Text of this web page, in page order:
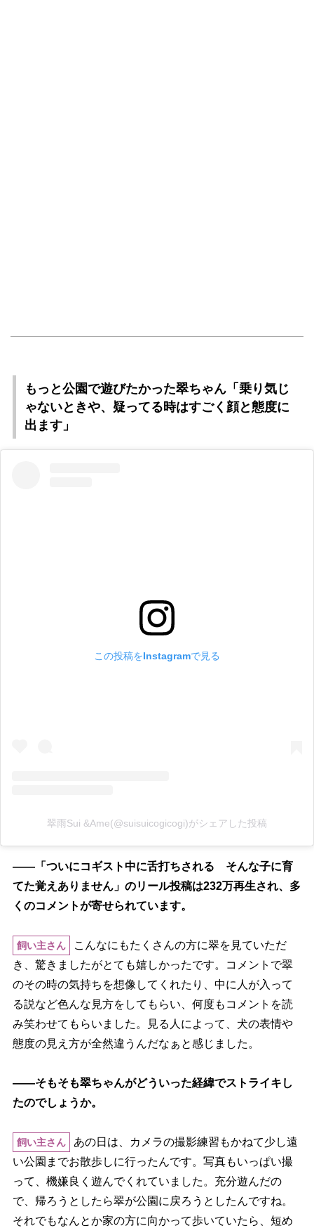
もっと公園で遊びたかった翠ちゃん「乗り気じ
ゃないときや、疑ってる時はすごく顔と態度に
出ます」
この投稿をInstagramで見る
翠雨Sui &Ame(@suisuicogicogi)がシェアした投稿
――「ついにコギスト中に舌打ちされる そんな子に育
てた覚えありません」のリール投稿は232万再生され、多
くのコメントが寄せられています。
飼い主さん
こんなにもたくさんの方に翠を見ていただ
き、驚きましたがとても嬉しかったです。コメントで翠
のその時の気持ちを想像してくれたり、中に人が入って
る説など色んな見方をしてもらい、何度もコメントを読
み笑わせてもらいました。見る人によって、犬の表情
態度の見え方が全然違うんだなぁと感じました。
――そもそも翠ちゃんがどういった経緯でストライキし
たのでしょうか。
飼い主さん
あの日は、カメラの撮影練習もかねて少し遠
い公園までお散歩しに行ったんです。写真もいっぱい撮
って、機嫌良く遊んでくれていました。充分遊んだの
で、帰ろうとしたら翠が公園に戻ろうとしたんですね。
それでもなんとか家の方に向かって歩いていたら、短め